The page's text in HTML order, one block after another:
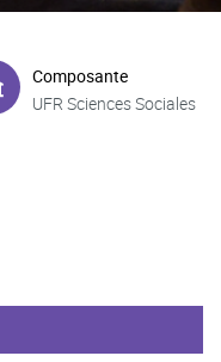
Composante
UFR Sciences Sociales